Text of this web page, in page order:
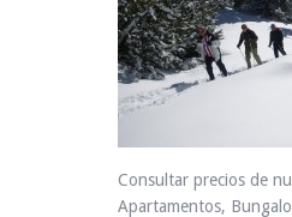
Consultar precios de
Apartamentos,